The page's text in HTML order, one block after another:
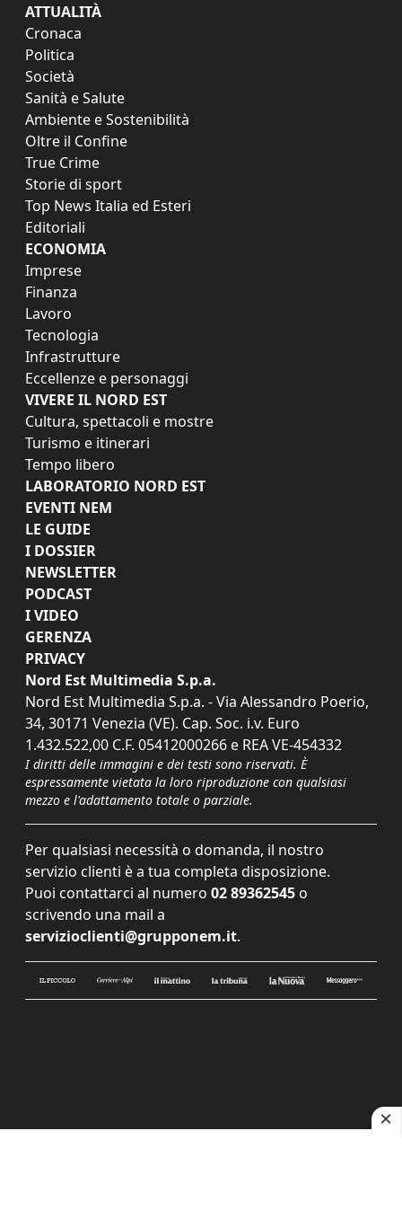
ATTUALITÀ
Cronaca
Politica
Società
Sanità e Salute
Ambiente e Sostenibilità
Oltre il Confine
True Crime
Storie di sport
Top News Italia ed Esteri
Editoriali
ECONOMIA
Imprese
Finanza
Lavoro
Tecnologia
Infrastrutture
Eccellenze e personaggi
VIVERE IL NORD EST
Cultura, spettacoli e mostre
Turismo e itinerari
Tempo libero
LABORATORIO NORD EST
EVENTI NEM
LE GUIDE
I DOSSIER
NEWSLETTER
PODCAST
I VIDEO
GERENZA
PRIVACY
Nord Est Multimedia S.p.a.
Nord Est Multimedia S.p.a. - Via Alessandro Poerio,
34, 30171 Venezia (VE). Cap. Soc. i.v. Euro
1.432.522,00 C.F. 05412000266 e REA VE-454332
I diritti delle immagini e dei testi sono riservati. È
espressamente vietata la loro riproduzione con qualsiasi
mezzo e l'adattamento totale o parziale.
Per qualsiasi necessità o domanda, il nostro
servizio clienti è a tua completa disposizione.
Puoi contattarci al numero 02 89362545 o
scrivendo una mail a
servizioclienti@grupponem.it.